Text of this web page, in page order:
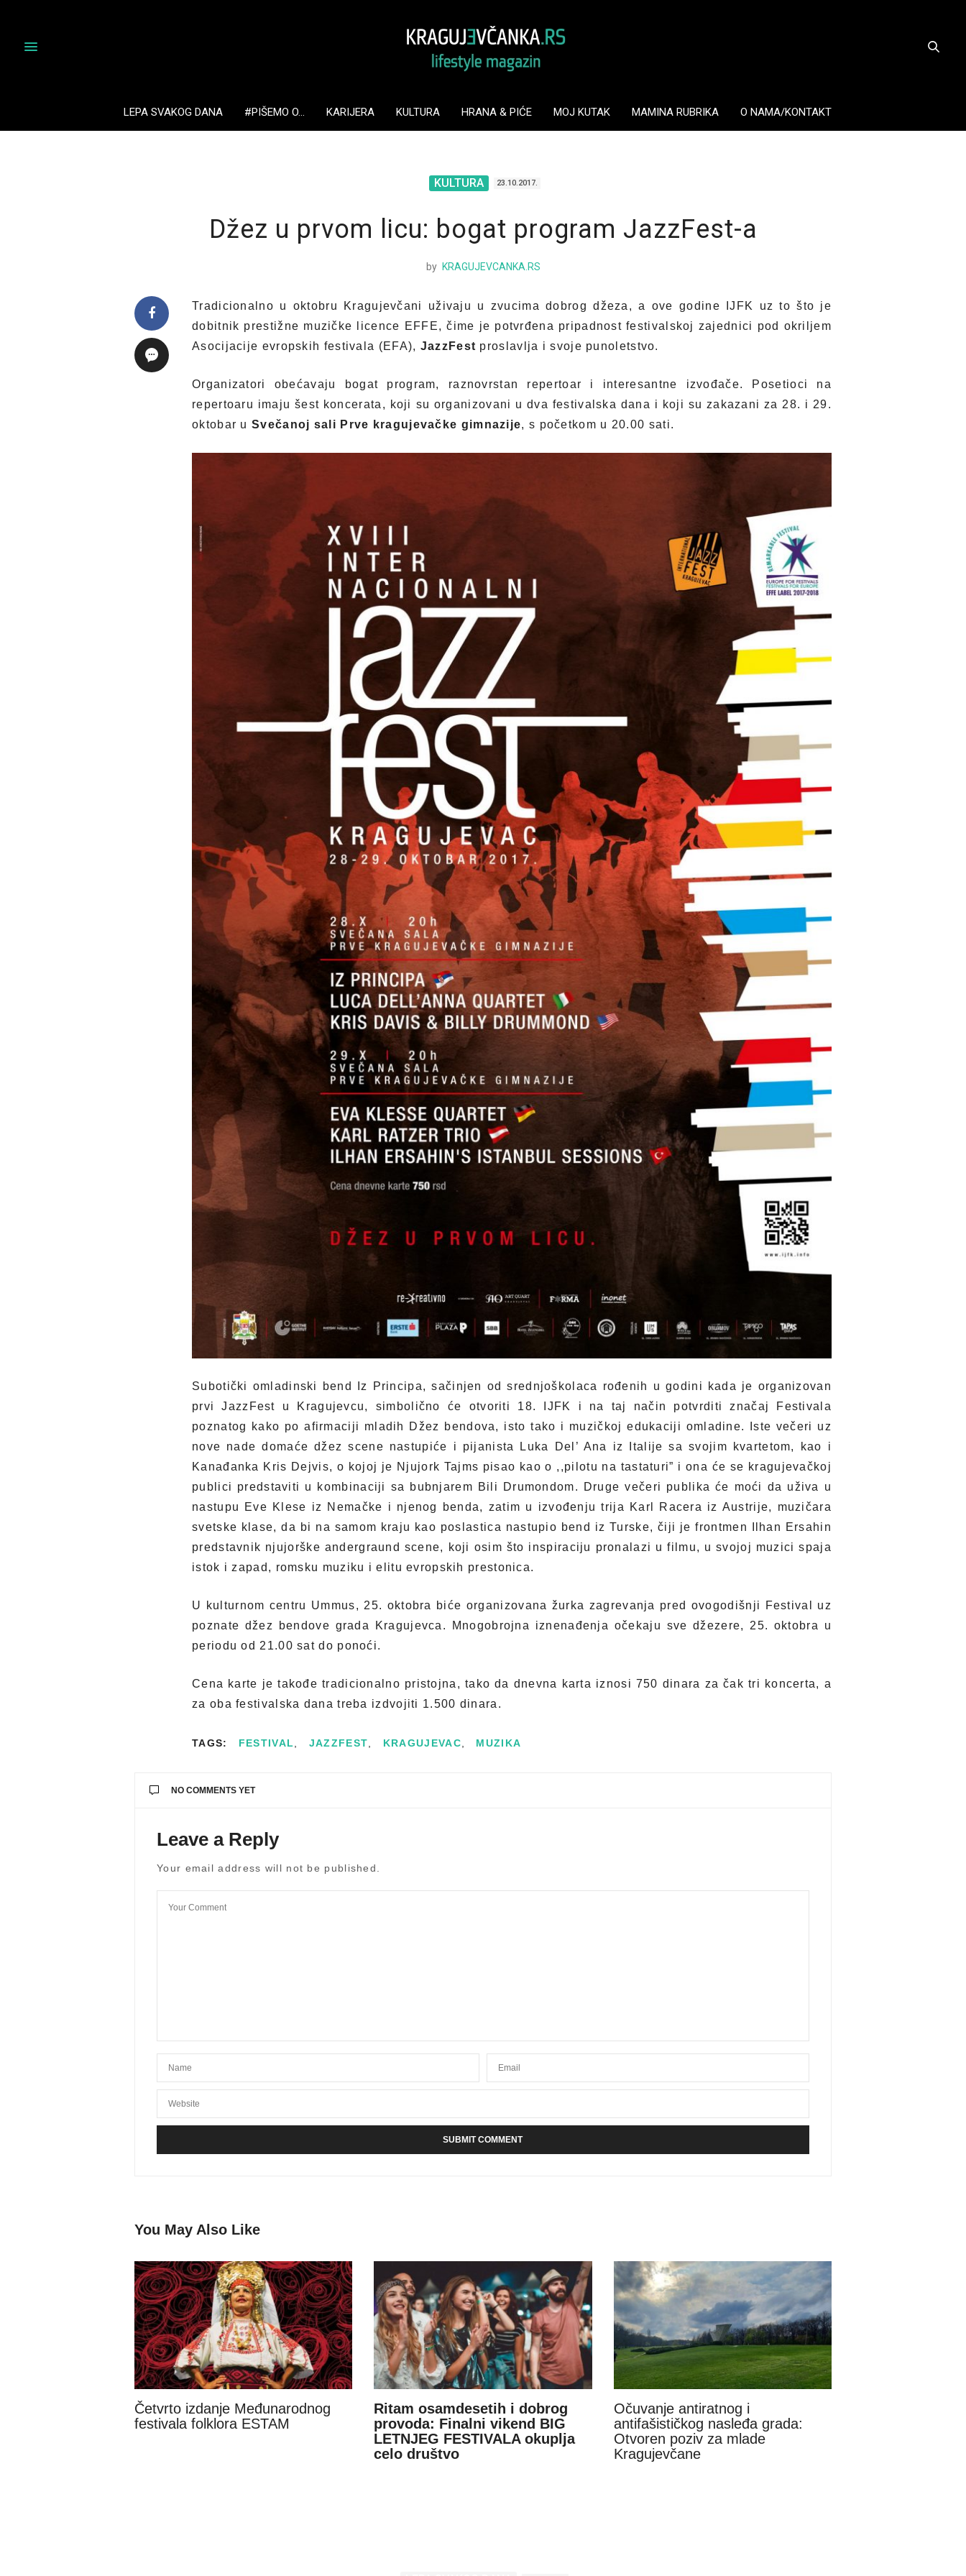
LEPA SVAKOG DANA #PIŠEMO O… KARIJERA KULTURA HRANA & PIĆE MOJ KUTAK MAMINA RUBRIKA O NAMA/KONTAKT
KULTURA 23.10.2017.
Džez u prvom licu: bogat program JazzFest-a
by KRAGUJEVCANKA.RS
Tradicionalno u oktobru Kragujevčani uživaju u zvucima dobrog džeza, a ove godine IJFK uz to što je
dobitnik prestižne muzičke licence EFFE, čime je potvrđena pripadnost festivalskoj zajednici pod okriljem
Asocijacije evropskih festivala (EFA), JazzFest proslavlja i svoje punoletstvo.
Organizatori obećavaju bogat program, raznovrstan repertoar i interesantne izvođače. Posetioci na
repertoaru imaju šest koncerata, koji su organizovani u dva festivalska dana i koji su zakazani za 28. i 29.
oktobar uSvečanoj sali Prve kragujevačke gimnazije, s početkom u 20.00 sati.
Subotički omladinski bend Iz Principa, sačinjen od srednjoškolaca rođenih u godini kada je organizovan
prvi JazzFest u Kragujevcu, simbolično će otvoriti 18. IJFK i na taj način potvrditi značaj Festivala
poznatog kako po afirmaciji mladih Džez bendova, isto tako i muzičkoj edukaciji omladine. Iste večeri uz
nove nade domaće džez scene nastupiće i pijanista Luka Del’ Ana iz Italije sa svojim kvartetom, kao i
Kanađanka Kris Dejvis, o kojoj je Njujork Tajms pisao kao o ,,pilotu na tastaturi” i ona će se kragujevačkoj
publici predstaviti u kombinaciji sa bubnjarem Bili Drumondom. Druge večeri publika će moći da uživa u
nastupu Eve Klese iz Nemačke i njenog benda, zatim u izvođenju trija Karl Racera iz Austrije, muzičara
svetske klase, da bi na samom kraju kao poslastica nastupio bend iz Turske, čiji je frontmen Ilhan Ersahin
predstavnik njujorške andergraund scene, koji osim što inspiraciju pronalazi u filmu, u svojoj muzici spaja
istok i zapad, romsku muziku i elitu evropskih prestonica.
U kulturnom centru Ummus, 25. oktobra biće organizovana žurka zagrevanja pred ovogodišnji Festival uz
poznate džez bendove grada Kragujevca. Mnogobrojna iznenađenja očekaju sve džezere, 25. oktobra u
periodu od 21.00 sat do ponoći.
Cena karte je takođe tradicionalno pristojna, tako da dnevna karta iznosi 750 dinara za čak tri koncerta, a
za oba festivalska dana treba izdvojiti 1.500 dinara.
TAGS: FESTIVAL JAZZFEST KRAGUJEVAC MUZIKA
NO COMMENTS YET
Leave a Reply
Your email address will not be published.
You May Also Like
Četvrto izdanje Međunarodnog
festivala folklora ESTAM
Ritam osamdesetih i dobrog
provoda: Finalni vikend BIG
LETNJEG FESTIVALA okuplja
celo društvo
Očuvanje antiratnog i
antifašističkog nasleđa grada:
Otvoren poziv za mlade
Kragujevčane